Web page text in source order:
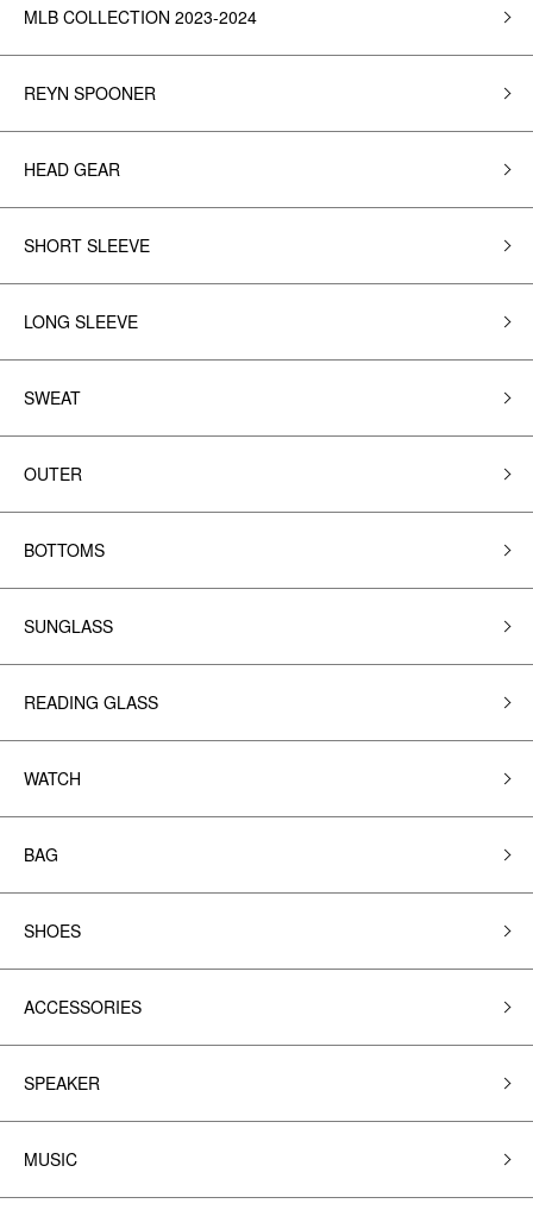
MLB COLLECTION 2023-2024
REYN SPOONER
HEAD GEAR
SHORT SLEEVE
LONG SLEEVE
SWEAT
OUTER
BOTTOMS
SUNGLASS
READING GLASS
WATCH
BAG
SHOES
ACCESSORIES
SPEAKER
MUSIC